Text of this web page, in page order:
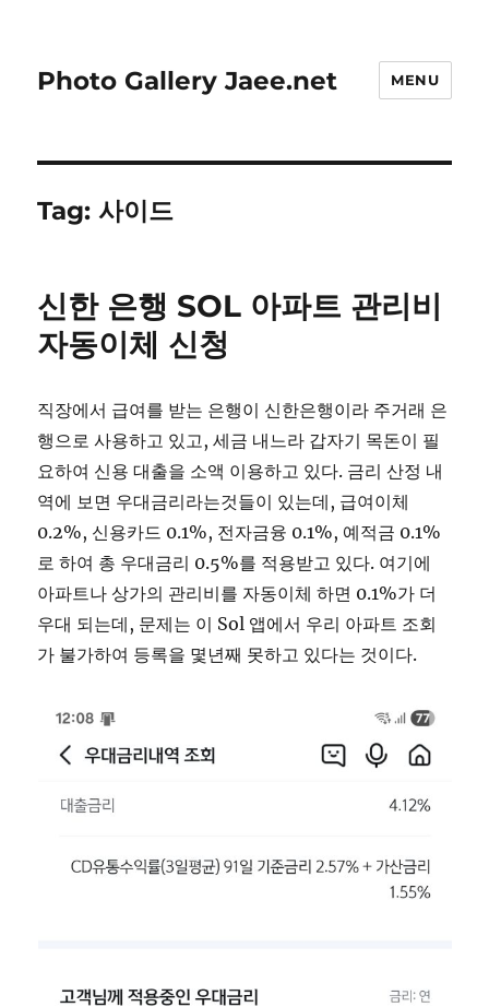
Photo Gallery Jaee.net MENU
Tag:사이드
신한 은행 SOL 아파트 관리비
자동이체 신청
직장에서 급여를 받는 은행이 신한은행이라 주거래 은
행으로 사용하고 있고, 세금 내느라 갑자기 목돈이 필
요하여 신용 대출을 소액 이용하고 있다. 금리 산정 내
역에 보면 우대금리라는것들이 있는데, 급여이체
0.2%, 신용카드 0.1%, 전자금융 0.1%, 예적금 0.1%
로 하여 총 우대금리 0.5%를 적용받고 있다. 여기에
아파트나 상가의 관리비를 자동이체 하면 0.1%가 더
우대 되는데, 문제는 이 Sol 앱에서 우리 아파트 조회
가 불가하여 등록을 몇년째 못하고 있다는 것이다.